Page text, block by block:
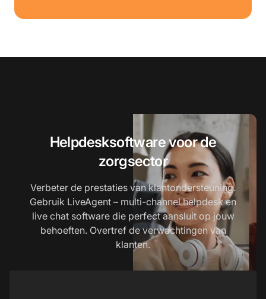
Helpdesksoftware voor de
zorgsector
Verbeter de prestaties van klantondersteuning.
Gebruik LiveAgent – multi-channel helpdesk en
live chat software die perfect aansluit op jouw
behoeften. Overtref de verwachtingen van
klanten.